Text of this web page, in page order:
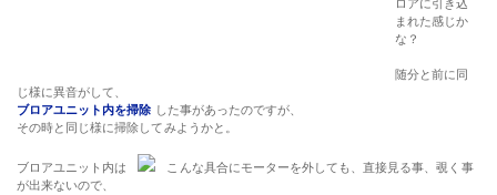
ロアに引き込
まれた感じか
な？
随分と前に同
じ様に異音がして、
ブロアユニット内を掃除 した事があったのですが、
その時と同じ様に掃除してみようかと。
ブロアユニット内は
こんな具合にモーターを外しても、直接見る事、覗く事
が出来ないので、